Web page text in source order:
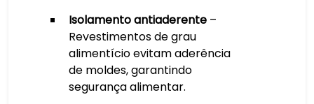
Isolamento antiaderente–
Revestimentos de grau
alimentício evitam aderência
de moldes, garantindo
segurança alimentar.